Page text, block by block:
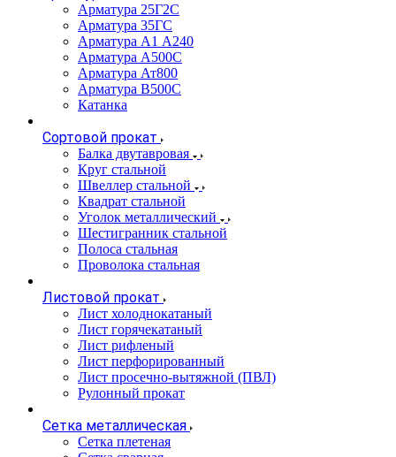
Арматура 25Г2С
Арматура 35ГС
Арматура А1 А240
Арматура А500С
Арматура Ат800
Арматура В500С
Катанка
Сортовой прокат
Балка двутавровая
Круг стальной
Швеллер стальной
Квадрат стальной
Уголок металлический
Шестигранник стальной
Полоса стальная
Проволока стальная
Листовой прокат
Лист холоднокатаный
Лист горячекатаный
Лист рифленый
Лист перфорированный
Лист просечно-вытяжной (ПВЛ)
Рулонный прокат
Сетка металлическая
Сетка плетеная